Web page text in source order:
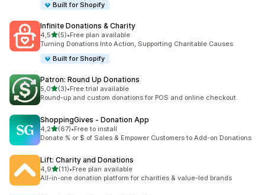
Built for Shopify
Infinite Donations & Charity
4,55 yıldız üzerinden
(5)
toplam 5 değerlendirme
•Free plan available
Turning Donations Into Action, Supporting Charitable Causes
Built for Shopify
Patron: Round Up Donations
5,05 yıldız üzerinden
(3)
toplam 3 değerlendirme
•Free trial available
Round-up and custom donations for POS and online checkout.
ShoppingGives ‑ Donation App
4,25 yıldız üzerinden
(67)
toplam 67 değerlendirme
•Free to install
Donate % or $ of Sales & Empower Customers to Add-on Donations
Lift: Charity and Donations
4,95 yıldız üzerinden
(11)
toplam 11 değerlendirme
•Free plan available
All-in-one donation platform for charities & value-led brands